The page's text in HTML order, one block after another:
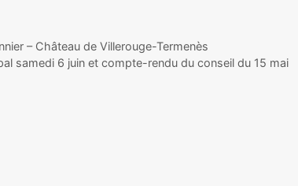
– Château de Villerouge-Termenès
samedi 6 juin et compte-rendu du conseil du 15 mai